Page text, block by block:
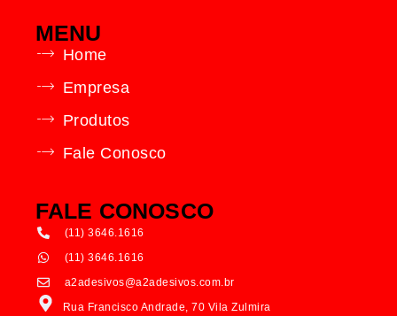
MENU
Home
Empresa
Produtos
Fale Conosco
FALE CONOSCO
(11) 3646.1616
(11) 3646.1616
a2adesivos@a2adesivos.com.br
Rua Francisco Andrade, 70 Vila Zulmira